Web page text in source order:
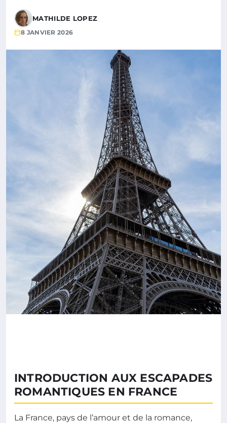
MATHILDE LOPEZ
8 JANVIER 2026
INTRODUCTION AUX ESCAPADES
ROMANTIQUES EN FRANCE
La France, pays de l’amour et de la romance,